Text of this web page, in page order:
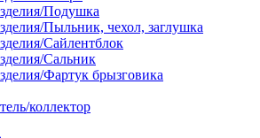
Подушка
Пыльник, чехол, заглушка
Сайлентблок
Сальник
Фартук брызговика
коллектор